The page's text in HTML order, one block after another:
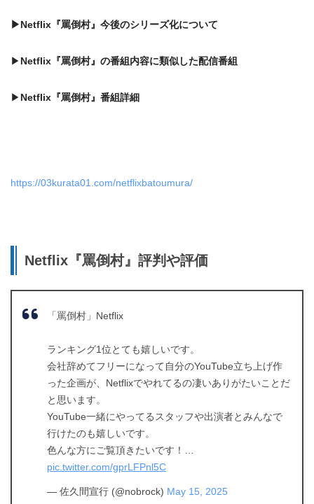
▶Netflix『罵倒村』 今後のシリーズ化について
▶ Netflix『罵倒村』の番組内容に類似した配信番組
▶ Netflix『罵倒村』 番組詳細
https://03kurata01.com/netflixbatoumura/
Netflix『罵倒村』 評判や評価
「罵倒村」Netflix
ランキング1位とても嬉しいです。
会社辞めてフリーになって自分のYouTube立ち上げ作
った企画が、Netflixでやれてるの凄いありがたいことだ
と思います。
YouTube一緒にやってるスタッフや出演者とみんなで
行けたのも嬉しいです。
色んな方にご覧頂きたいです！…
pic.twitter.com/gprLFPnl5C
— 佐久間宣行 (@nobrock) May 15, 2025